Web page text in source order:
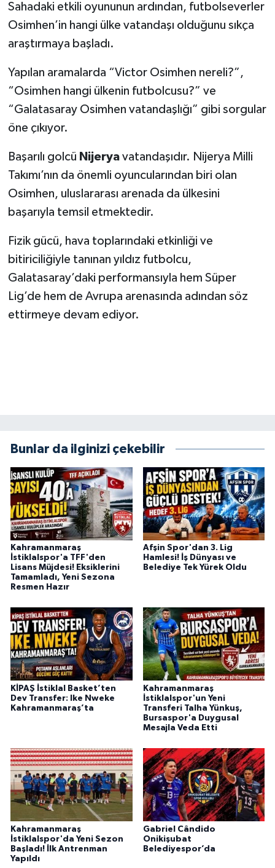
Sahadaki etkili oyununun ardından, futbolseverler
Osimhen’in hangi ülke vatandaşı olduğunu sıkça
araştırmaya başladı.
Yapılan aramalarda “Victor Osimhen nereli?”,
“Osimhen hangi ülkenin futbolcusu?” ve
“Galatasaray Osimhen vatandaşlığı” gibi sorgular
öne çıkıyor.
Başarılı golcü Nijeryavatandaşıdır. Nijerya Milli
Takımı’nın da önemli oyuncularından biri olan
Osimhen, uluslararası arenada da ülkesini
başarıyla temsil etmektedir.
Fizik gücü, hava toplarındaki etkinliği ve
bitiriciliğiyle tanınan yıldız futbolcu,
Galatasaray’daki performansıyla hem Süper
Lig’de hem de Avrupa arenasında adından söz
ettirmeye devam ediyor.
Bunlar da ilginizi çekebilir
Kahramanmaraş
İstiklalspor'a TFF'den
Lisans Müjdesi! Eksiklerini
Tamamladı, Yeni Sezona
Resmen Hazır
Afşin Spor'dan 3. Lig
Hamlesi! İş Dünyası ve
Belediye Tek Yürek Oldu
KİPAŞ İstiklal Basket’ten
Dev Transfer: Ike Nweke
Kahramanmaraş’ta
Kahramanmaraş
İstiklalspor'un Yeni
Transferi Talha Yünkuş,
Bursaspor'a Duygusal
Mesajla Veda Etti
Kahramanmaraş
İstiklalspor'da Yeni Sezon
Başladı! İlk Antrenman
Yapıldı
Gabriel Cândido
Onikişubat
Belediyespor’da
ÜÇÜNCÜ SAYFA
BİLİMNET
SİVİL TOPLUM
KİM KİMDİR
ÇEK GÖNDER
KİTAP
OTOMOBİL
BÖLGEDEN
BİLİM TEKNOLOJİ
ASAYİŞ
SEÇİM 2015
ÇEVRE
BİLİM VE TEKNOLOJİ
YARIŞMALAR
TANITIM